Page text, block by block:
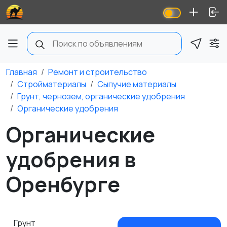
Главная
Ремонт и строительство
Стройматериалы
Сыпучие материалы
Грунт, чернозем, органические удобрения
Органические удобрения
Органические
удобрения в
Оренбурге
Грунт